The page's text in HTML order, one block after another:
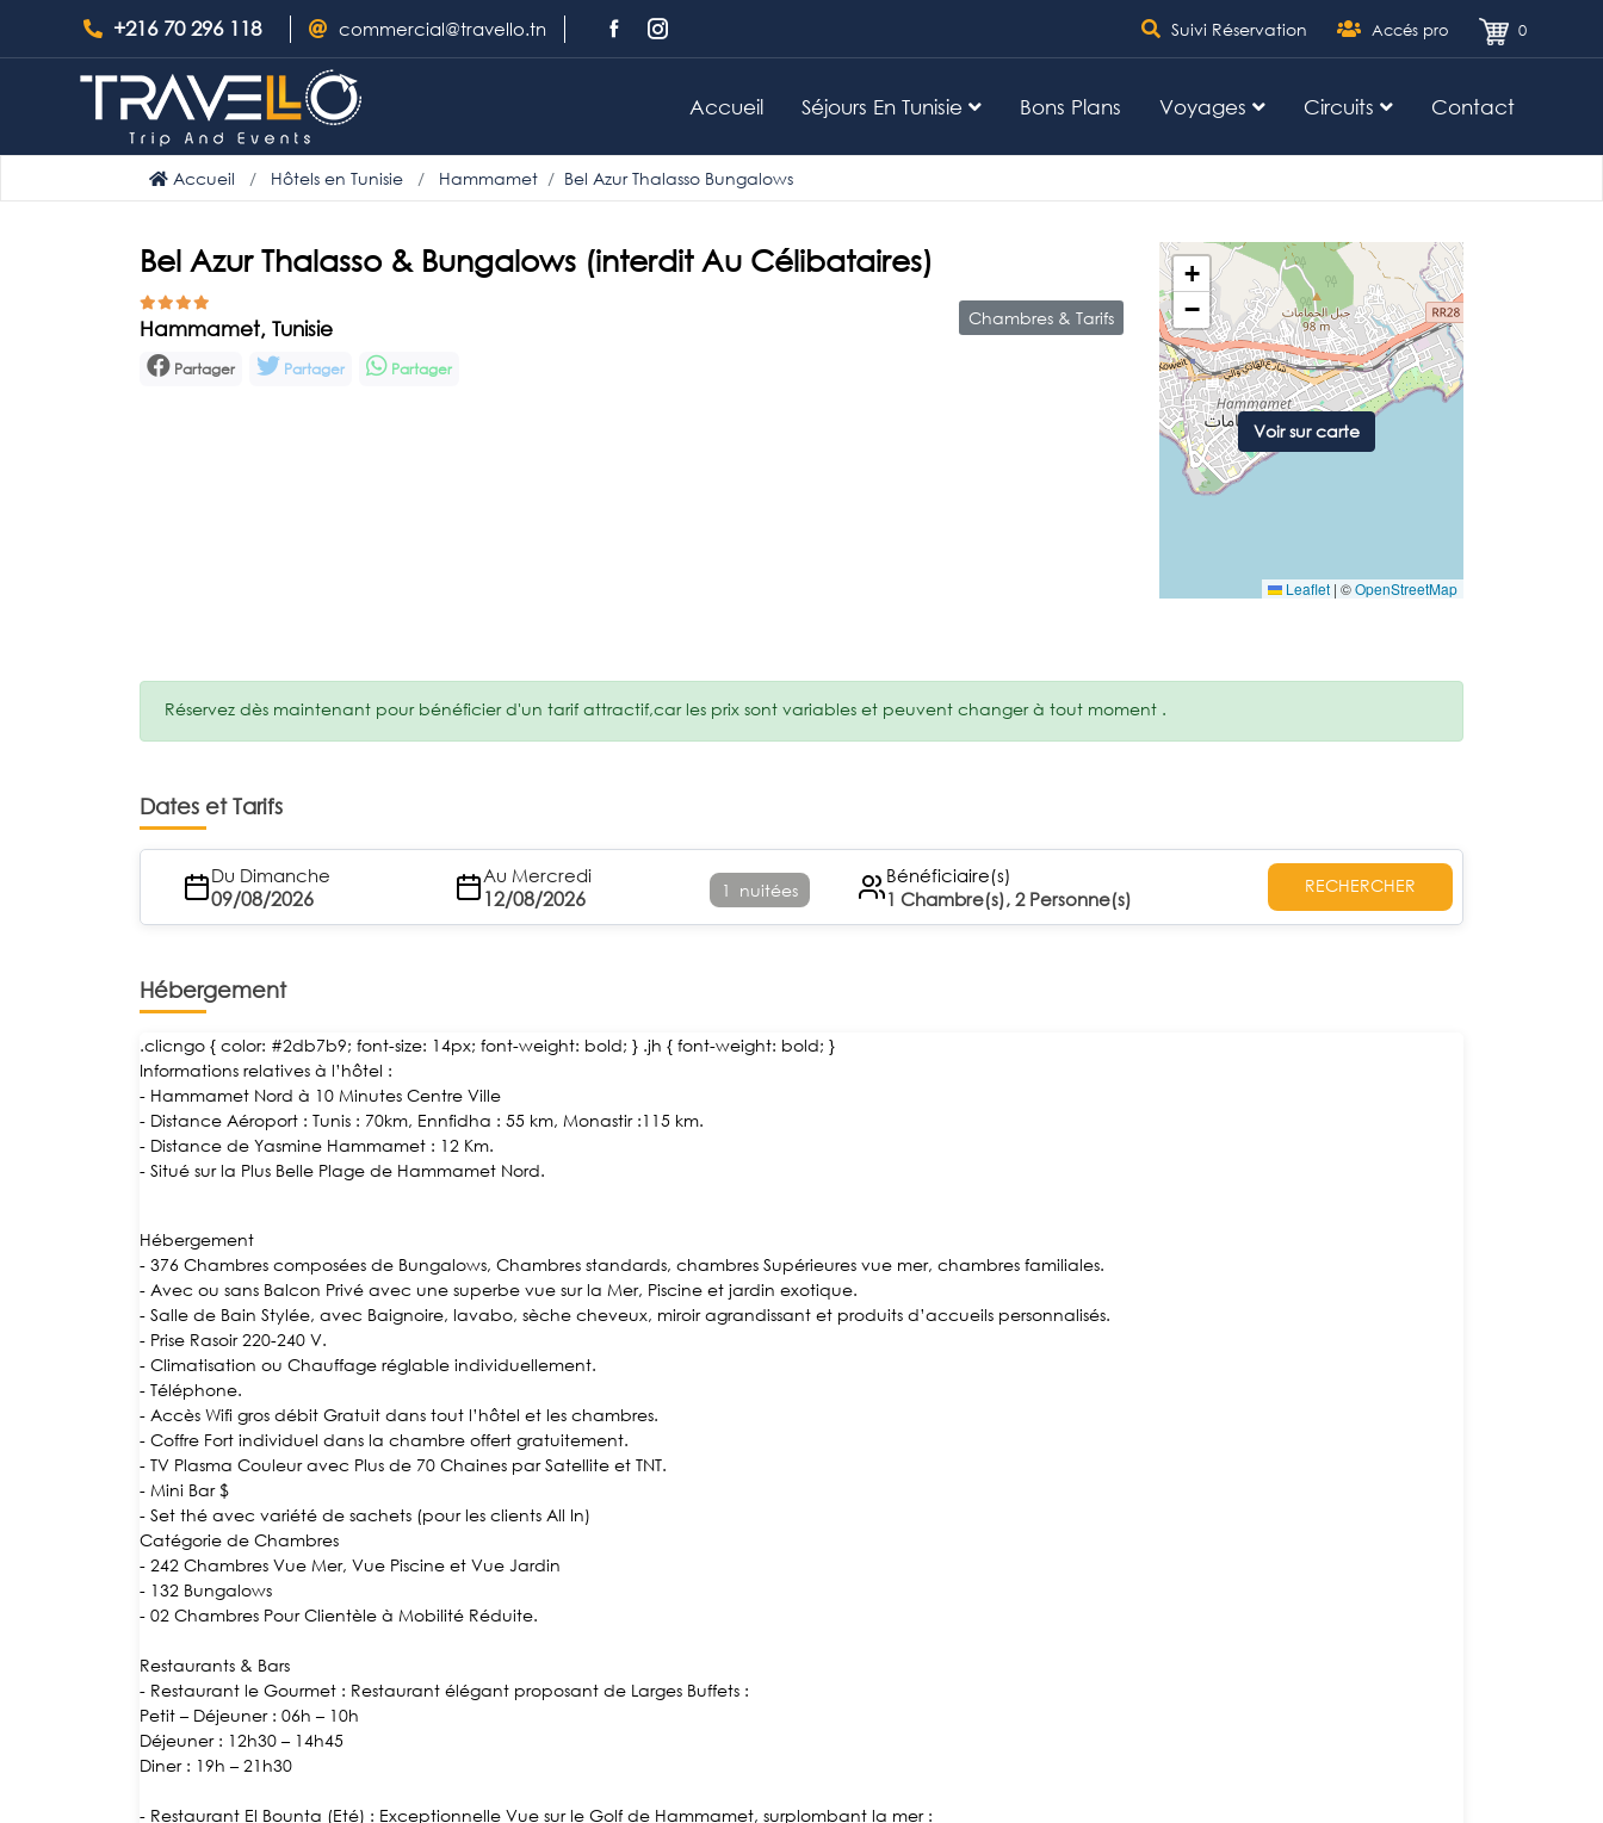
+216 70 296 118 commercial@travello.tn Suivi Réservation Accés pro 0
Accueil Séjours En Tunisie Bons Plans Voyages Circuits Contact
Accueil Hôtels en Tunisie Hammamet Bel Azur Thalasso Bungalows
Bel Azur Thalasso & Bungalows (interdit Au Célibataires)
Hammamet, Tunisie
Partager Partager Partager
Chambres & Tarifs
+
−
Leaflet | ©OpenStreetMap
Voir sur carte
Réservez dès maintenant pour bénéficier d'un tarif attractif,car les prix sont variables et peuvent changer à tout moment .
Dates et Tarifs
Du Dimanche
09/08/2026
Au Mercredi
12/08/2026 1 nuitées
Bénéficiaire(s)
1 Chambre(s), 2 Personne(s)
RECHERCHER
Hébergement
.clicngo { color: #2db7b9; font-size: 14px; font-weight: bold; } .jh { font-weight: bold; }
Informations relatives à l’hôtel :
- Hammamet Nord à 10 Minutes Centre Ville
- Distance Aéroport : Tunis : 70km, Ennfidha : 55 km, Monastir :115 km.
- Distance de Yasmine Hammamet : 12 Km.
- Situé sur la Plus Belle Plage de Hammamet Nord.
Hébergement
- 376 Chambres composées de Bungalows, Chambres standards, chambres Supérieures vue mer, chambres familiales.
- Avec ou sans Balcon Privé avec une superbe vue sur la Mer, Piscine et jardin exotique.
- Salle de Bain Stylée, avec Baignoire, lavabo, sèche cheveux, miroir agrandissant et produits d’accueils personnalisés.
- Prise Rasoir 220-240 V.
- Climatisation ou Chauffage réglable individuellement.
- Téléphone.
- Accès Wifi gros débit Gratuit dans tout l’hôtel et les chambres.
- Coffre Fort individuel dans la chambre offert gratuitement.
- TV Plasma Couleur avec Plus de 70 Chaines par Satellite et TNT.
- Mini Bar $
- Set thé avec variété de sachets (pour les clients All In)
Catégorie de Chambres
- 242 Chambres Vue Mer, Vue Piscine et Vue Jardin
- 132 Bungalows
- 02 Chambres Pour Clientèle à Mobilité Réduite.
Restaurants & Bars
- Restaurant le Gourmet : Restaurant élégant proposant de Larges Buffets :
Petit – Déjeuner : 06h – 10h
Déjeuner : 12h30 – 14h45
Diner : 19h – 21h30
- Restaurant El Bounta (Eté) : Exceptionnelle Vue sur le Golf de Hammamet, surplombant la mer :